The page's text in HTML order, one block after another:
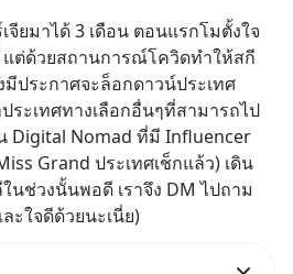
จียมาได้ 3 เดือน ตอนแรกโมตั้งใจ
ต่ด้วยสถานการณ์โควิดทำให้สกี
ประกาศจะล็อกดาวน์ประเทศ
ะเทศทางเลือกอื่นๆที่สามารถไป
Digital Nomad ที่มี Influencer
Grand ประเทศเช็กแล้ว) เดิน
นช่วงนั้นพอดี เราจึง DM ไปถาม
ะใจดีด้วยนะเนี่ย)